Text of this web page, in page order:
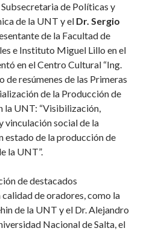
Subsecretaria de Políticas y
de la UNT y el Dr. Sergio
de la Facultad de
e Instituto Miguel Lillo en el
en el Centro Cultural “Ing.
de resúmenes de las Primeras
de la Producción de
la UNT: “Visibilización,
vinculación social de la
estado de la producción de
la UNT”.
de destacados
de oradores, como la
de la UNT y el Dr. Alejandro
Nacional de Salta, el